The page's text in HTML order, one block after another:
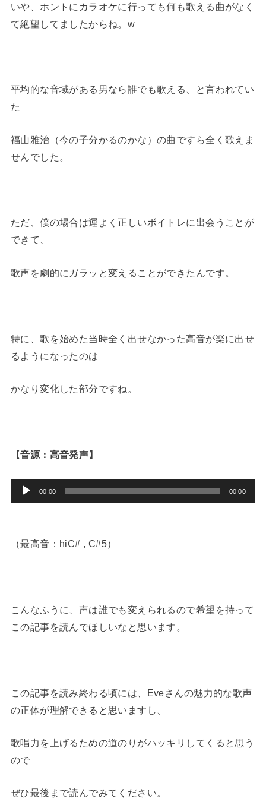
いや、ホントにカラオケに行っても何も歌える曲がなく
て絶望してましたからね。w
平均的な音域がある男なら誰でも歌える、と言われてい
た
福山雅治（今の子分かるのかな）の曲ですら全く歌えま
せんでした。
ただ、僕の場合は運よく正しいボイトレに出会うことが
できて、
歌声を劇的にガラッと変えることができたんです。
特に、歌を始めた当時全く出せなかった高音が楽に出せ
るようになったのは
かなり変化した部分ですね。
【音源：高音発声】
声
レ
00:00 00:00
（最高音：hiC# , C#5）
こんなふうに、声は誰でも変えられるので希望を持って
この記事を読んでほしいなと思います。
この記事を読み終わる頃には、Eveさんの魅力的な歌声
の正体が理解できると思いますし、
歌唱力を上げるための道のりがハッキリしてくると思う
ので
ぜひ最後まで読んでみてください。